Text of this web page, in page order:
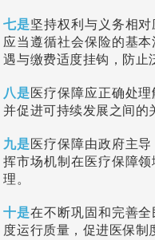
七是坚持权利与义务相
应当遵循社会保险的基
遇与缴费适度挂钩，防止
八是医疗保障应正确处
并促进可持续发展之间的
九是医疗保障由政府主
挥市场机制在医疗保障
理。
十是在不断巩固和完善
度运行质量，促进医保制